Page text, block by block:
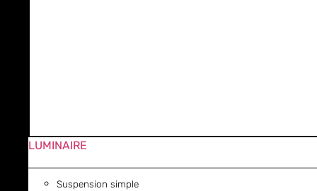
LUMINAIRE
Suspension simple